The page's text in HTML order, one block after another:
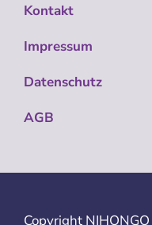
Kontakt
Impressum
Datenschutz
AGB
Copyright